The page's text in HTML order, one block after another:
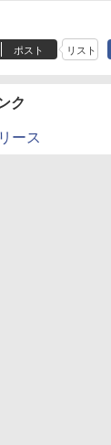
ポスト リスト
ク
ース